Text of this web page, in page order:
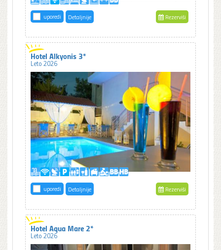
uporedi Detaljnije Rezerviši
Hotel Alkyonis 3*
Leto 2026
uporedi Detaljnije Rezerviši
Hotel Aqua Mare 2*
Leto 2026